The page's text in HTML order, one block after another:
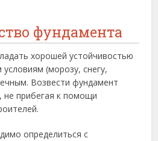
фундамента
хорошей устойчивостью
(морозу, снегу,
Возвести фундамент
прибегая к помощи
определиться с